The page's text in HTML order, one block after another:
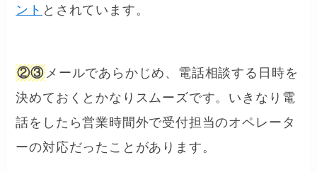
ント とされています。
②③ メールであらかじめ、電話相談する日時を
決めておくとかなりスムーズです。いきなり電
話をしたら営業時間外で受付担当のオペレータ
ーの対応だったことがあります。